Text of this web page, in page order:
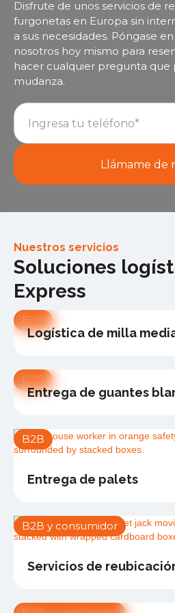
Disfrute de unos servicios de
furgonetas en Europa sin
a sus necesidades. Póngase
nosotros hoy mismo para
hacer cualquier pregunta que
mudanza.
Nuestros servicios
Soluciones
Express
B2B
Logística de milla
B2B
Entrega de guantes
B2B
Entrega de palets
B2B y consumidor
Servicios de